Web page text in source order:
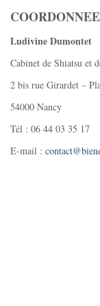
Ludivine Dumontet
Cabinet de Shiatsu et
2 bis rue Girardet –
54000 Nancy
Tél : 06 44 03 35 17
E-mail :